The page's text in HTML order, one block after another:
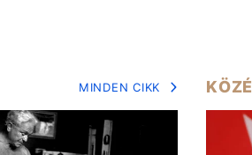
MINDEN CIKK